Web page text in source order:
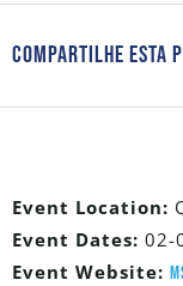
Compartilhe Esta
Event Location:
Event Dates: 02-
Event Website: